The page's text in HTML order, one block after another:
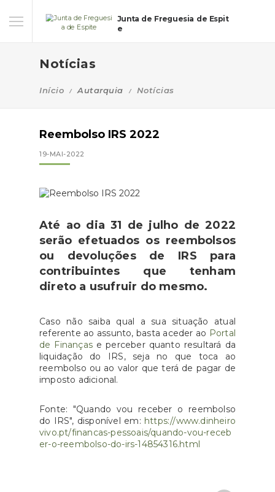
Junta de Freguesia de Espit
e
Notícias
Início Autarquia Notícias
Reembolso IRS 2022
19-MAI-2022
Até ao dia 31 de julho de 2022
serão efetuados os reembolsos
ou devoluções de IRS para
contribuintes que tenham
direto a usufruir do mesmo.
Caso não saiba qual a sua situação atual
referente ao assunto, basta aceder ao Portal
de Finançase perceber quanto resultará da
liquidação do IRS, seja no que toca ao
reembolso ou ao valor que terá de pagar de
imposto adicional.
Fonte: "Quando vou receber o reembolso
do IRS", disponível em: https://www.dinheiro
vivo.pt/financas-pessoais/quando-vou-receb
er-o-reembolso-do-irs-14854316.html